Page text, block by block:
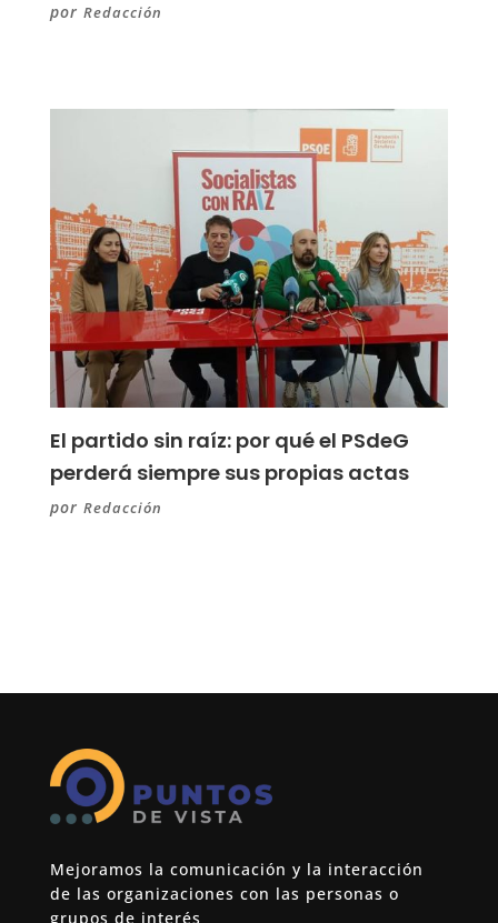
por Redacción
El partido sin raíz: por qué el PSdeG
perderá siempre sus propias actas
por Redacción
Mejoramos la comunicación y la interacción
de las organizaciones con las personas o
grupos de interés